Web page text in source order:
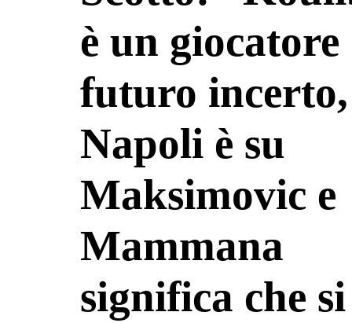
è un
futuro
Napoli è su
Maksimovic e
Mammana
significa che si